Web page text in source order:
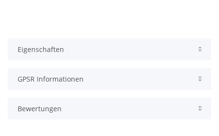
Eigenschaften
GPSR Informationen
Bewertungen